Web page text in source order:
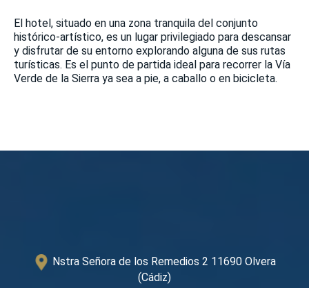
El hotel, situado en una zona tranquila del conjunto
histórico-artístico, es un lugar privilegiado para descansar
y disfrutar de su entorno explorando alguna de sus rutas
turísticas. Es el punto de partida ideal para recorrer la Vía
Verde de la Sierra ya sea a pie, a caballo o en bicicleta.
Nstra Señora de los Remedios 2 11690 Olvera
(Cádiz)